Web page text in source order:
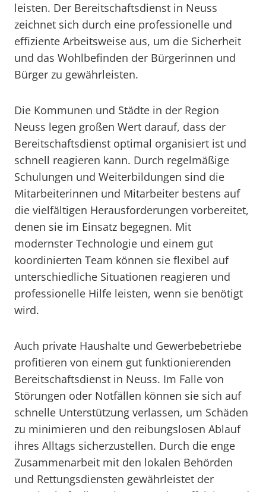
leisten. Der Bereitschaftsdienst in Neuss
zeichnet sich durch eine professionelle und
effiziente Arbeitsweise aus, um die Sicherheit
und das Wohlbefinden der Bürgerinnen und
Bürger zu gewährleisten.
Die Kommunen und Städte in der Region
Neuss legen großen Wert darauf, dass der
Bereitschaftsdienst optimal organisiert ist und
schnell reagieren kann. Durch regelmäßige
Schulungen und Weiterbildungen sind die
Mitarbeiterinnen und Mitarbeiter bestens auf
die vielfältigen Herausforderungen vorbereitet,
denen sie im Einsatz begegnen. Mit
modernster Technologie und einem gut
koordinierten Team können sie flexibel auf
unterschiedliche Situationen reagieren und
professionelle Hilfe leisten, wenn sie benötigt
wird.
Auch private Haushalte und Gewerbebetriebe
profitieren von einem gut funktionierenden
Bereitschaftsdienst in Neuss. Im Falle von
Störungen oder Notfällen können sie sich auf
schnelle Unterstützung verlassen, um Schäden
zu minimieren und den reibungslosen Ablauf
ihres Alltags sicherzustellen. Durch die enge
Zusammenarbeit mit den lokalen Behörden
und Rettungsdiensten gewährleistet der